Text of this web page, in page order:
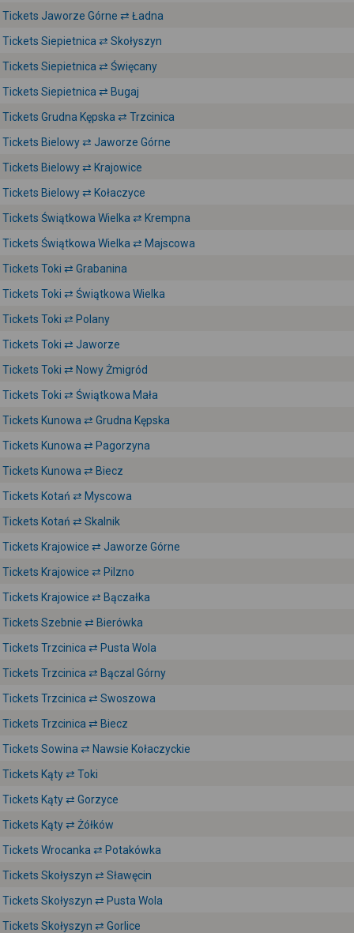
Tickets Jaworze Górne ⇄ Ładna
Tickets Siepietnica ⇄ Skołyszyn
Tickets Siepietnica ⇄ Święcany
Tickets Siepietnica ⇄ Bugaj
Tickets Grudna Kępska ⇄ Trzcinica
Tickets Bielowy ⇄ Jaworze Górne
Tickets Bielowy ⇄ Krajowice
Tickets Bielowy ⇄ Kołaczyce
Tickets Świątkowa Wielka ⇄ Krempna
Tickets Świątkowa Wielka ⇄ Majscowa
Tickets Toki ⇄ Grabanina
Tickets Toki ⇄ Świątkowa Wielka
Tickets Toki ⇄ Polany
Tickets Toki ⇄ Jaworze
Tickets Toki ⇄ Nowy Żmigród
Tickets Toki ⇄ Świątkowa Mała
Tickets Kunowa ⇄ Grudna Kępska
Tickets Kunowa ⇄ Pagorzyna
Tickets Kunowa ⇄ Biecz
Tickets Kotań ⇄ Myscowa
Tickets Kotań ⇄ Skalnik
Tickets Krajowice ⇄ Jaworze Górne
Tickets Krajowice ⇄ Pilzno
Tickets Krajowice ⇄ Bączałka
Tickets Szebnie ⇄ Bierówka
Tickets Trzcinica ⇄ Pusta Wola
Tickets Trzcinica ⇄ Bączal Górny
Tickets Trzcinica ⇄ Swoszowa
Tickets Trzcinica ⇄ Biecz
Tickets Sowina ⇄ Nawsie Kołaczyckie
Tickets Kąty ⇄ Toki
Tickets Kąty ⇄ Gorzyce
Tickets Kąty ⇄ Żółków
Tickets Wrocanka ⇄ Potakówka
Tickets Skołyszyn ⇄ Sławęcin
Tickets Skołyszyn ⇄ Pusta Wola
Tickets Skołyszyn ⇄ Gorlice